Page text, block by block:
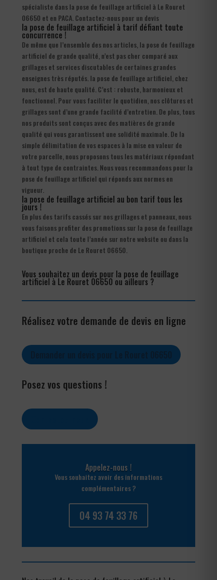
spécialiste dans la pose de feuillage artificiel à Le Rouret
06650 et en PACA. Contactez-nous pour un devis
la pose de feuillage artificiel à tarif défiant toute
concurrence !
De même que l’ensemble des nos articles, la pose de feuillage
artificiel de grande qualité, n’est pas cher comparé aux
grillages et services discutables de certaines grandes
enseignes très réputés. la pose de feuillage artificiel, chez
nous, est de haute qualité. C’est : robuste, harmonieux et
fonctionnel. Pour vous faciliter le quotidien, nos clôtures et
grillages sont d’une grande facilité d’entretien. De plus, tous
nos produits sont conçus avec des matières de grande
qualité qui vous garantissent une solidité maximale. De la
simple délimitation de vos espaces à la mise en valeur de
votre parcelle, nous proposons tous les matériaux répondant
à tout type de contraintes. Nous vous recommandons pour la
pose de feuillage artificiel qui réponds aux normes en
vigueur.
la pose de feuillage artificiel au bon tarif tous les
jours !
En plus des tarifs cassés sur nos grillages et panneaux, nous
vous faisons profiter des promotions sur la pose de feuillage
artificiel et cela toute l’année sur notre website ou dans la
boutique proche de Le Rouret 06650.
Vous souhaitez un devis pour la pose de feuillage
artificiel à Le Rouret 06650 ou ailleurs ?
Réalisez votre demande de devis en ligne
Posez vos questions !
Appelez-nous !
Vous souhaitez avoir des informations
complémentaires ?
04 93 74 33 76